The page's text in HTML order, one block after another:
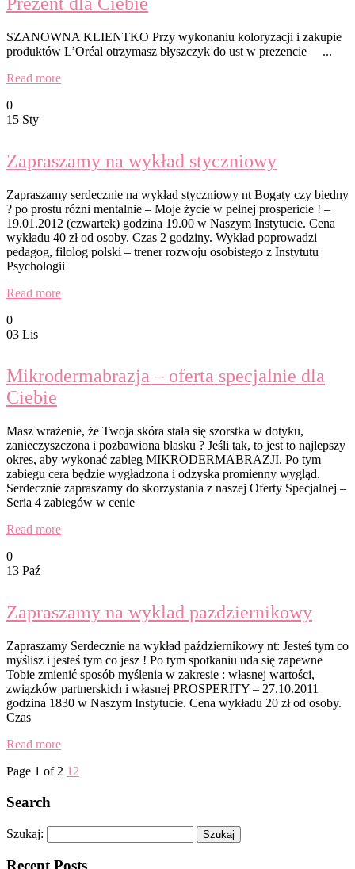
SZANOWNA KLIENTKO Przy wykonaniu koloryzacji i zakupie
produktów L’Oréal otrzymasz błyszczyk do ust w prezencie ...
Read more
0
15 Sty
Zapraszamy na wykład styczniowy
Zapraszamy serdecznie na wykład styczniowy nt Bogaty czy biedny
? po prostu różni mentalnie – Moje życie w pełnej prospericie ! –
19.01.2012 (czwartek) godzina 19.00 w Naszym Instytucie. Cena
wykładu 40 zł od osoby. Czas 2 godziny. Wykład poprowadzi
pedagog, filolog polski – trener rozwoju osobistego z Instytutu
Psychologii
Read more
0
03 Lis
Mikrodermabrazja – oferta specjalnie dla
Ciebie
Masz wrażenie, że Twoja skóra stała się szorstka w dotyku,
zanieczyszczona i pozbawiona blasku ? Jeśli tak, to jest to najlepszy
okres, aby wykonać zabieg MIKRODERMABRAZJI. Po tym
zabiegu cera będzie wygładzona i odzyska promienny wygląd.
Serdecznie zapraszamy do skorzystania z naszej Oferty Specjalnej –
Seria 4 zabiegów w cenie
Read more
0
13 Paź
Zapraszamy na wyklad pazdziernikowy
Zapraszamy Serdecznie na wykład październikowy nt: Jesteś tym co
myślisz i jesteś tym co jesz ! Po tym spotkaniu uda się zapewne
Tobie zmienić sposób myślenia w zakresie : własnej wartości,
związków partnerskich i własnej PROSPERITY – 27.10.2011
godzina 1830 w Naszym Instytucie. Cena wykładu 20 zł od osoby.
Czas
Read more
Page 1 of 2 1 2
Search
Szukaj:
Recent Posts